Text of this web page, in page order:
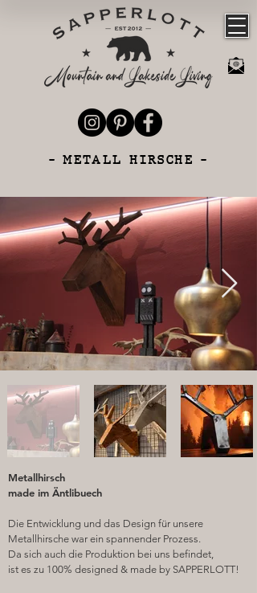
- METALL HIRSCHE -
Metallhirsch
made im Äntlibuech
Die Entwicklung und das Design für unsere
Metallhirsche war ein spannender Prozess.
Da sich auch die Produktion bei uns befindet,
ist es zu 100% designed & made by SAPPERLOTT!